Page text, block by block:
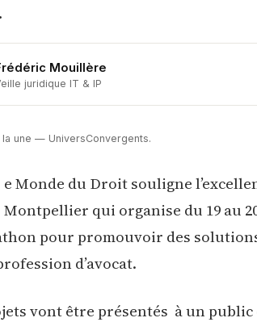
Mouillère
juridique IT & IP
la une — UniversConvergents.
e Monde du Droit souligne
Montpellier qui organise du 19 au
pour promouvoir des
d’avocat.
vont être présentés à un public